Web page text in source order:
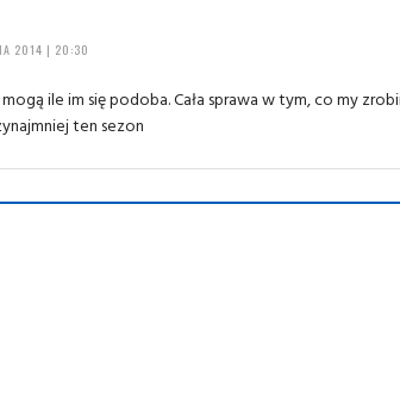
2014 | 20:30
ile im się podoba. Cała sprawa w tym, co my
ten sezon